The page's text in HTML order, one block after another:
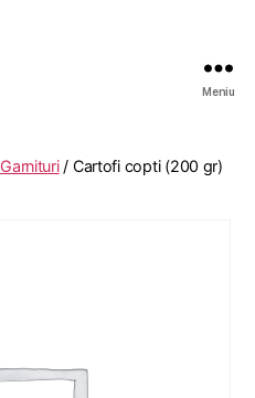
Meniu
Garnituri/ Cartofi copti (200 gr)